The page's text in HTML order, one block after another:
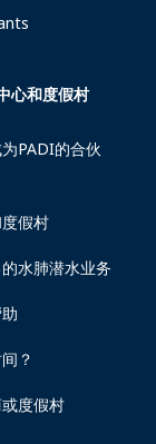
心和度假村
PADI的合伙
假村
水肺潜水业务
？
度假村